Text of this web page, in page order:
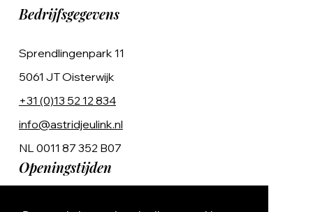
Bedrijfsgegevens
Sprendlingenpark 11
5061 JT Oisterwijk
+31 (0)13 52 12 834
info@astridjeulink.nl
NL 0011 87 352 B07
Openingstijden